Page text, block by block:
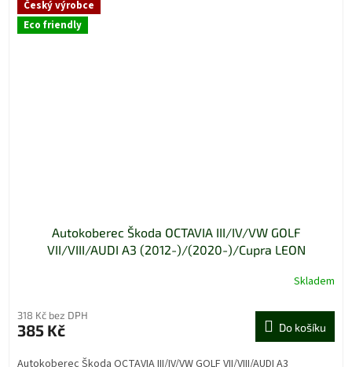
Český výrobce
Eco friendly
Autokoberec Škoda OCTAVIA III/IV/VW GOLF
VII/VIII/AUDI A3 (2012-)/(2020-)/Cupra LEON
Skladem
318 Kč bez DPH
385 Kč Do košíku
Autokoberec Škoda OCTAVIA III/IV/VW GOLF VII/VIII/AUDI A3